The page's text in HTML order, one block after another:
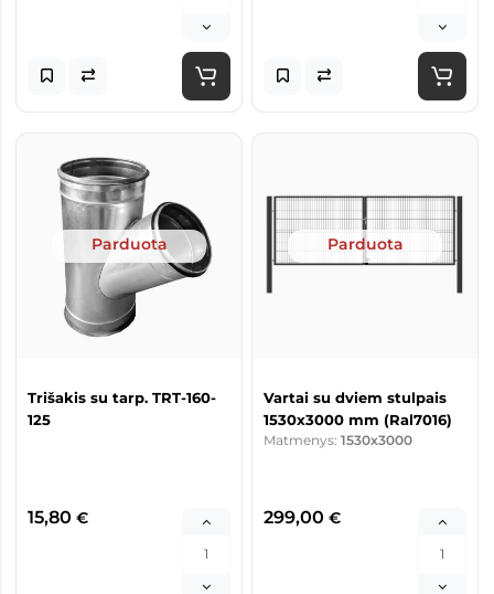
Parduota
Trišakis su tarp. TRT-160-
125
15,80 €
Parduota
Vartai su dviem stulpais
1530x3000 mm (Ral7016)
Matmenys: 1530x3000
299,00 €